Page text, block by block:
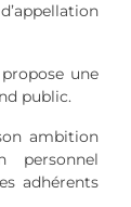
une
public.
ambition
personnel
adhérents